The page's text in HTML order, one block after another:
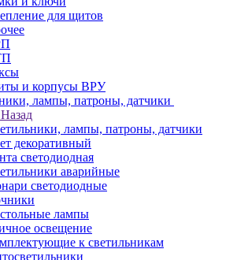
для щитов
и корпусы ВРУ
лампы, патроны, датчики
Назад
лампы, патроны, датчики
декоративный
светодиодная
аварийные
светодиодные
лампы
освещение
к светильникам